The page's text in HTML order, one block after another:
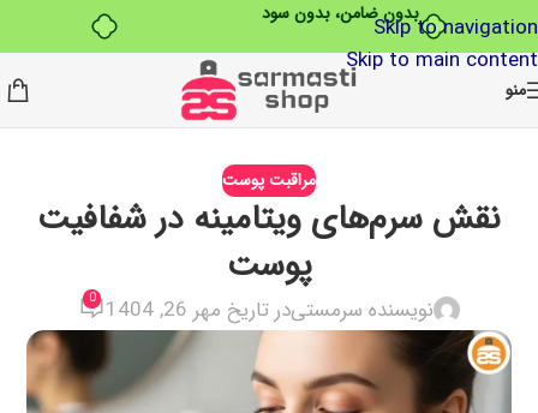
بدون ضامن، بدون سودSkip to navigation
Skip to main content
منو
مراقبت پوست
نقش سرم‌های ویتامینه در شفافیت
پوست
نویسنده سرمستیدر تاریخ مهر 26, 1404 0